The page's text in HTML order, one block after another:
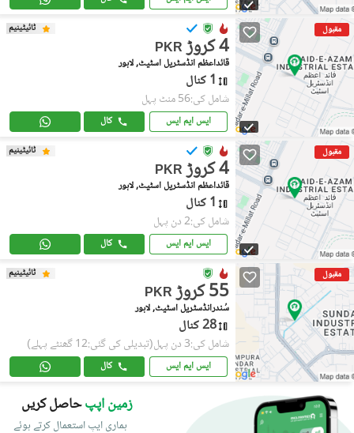
مقبول ٹائیٹینیم
PKR 4 کروڑ
قائداعظم انڈسٹریل اسٹیٹ, لاہور
1 کنال
شامل کی:56 منٹ پہل
ایس ایم ایس کال
مقبول ٹائیٹینیم
PKR 4 کروڑ
قائداعظم انڈسٹریل اسٹیٹ, لاہور
1 کنال
شامل کی:2 دن پہل
ایس ایم ایس کال
مقبول ٹائیٹینیم
PKR 55 کروڑ
سُندرانڈسٹریل اسٹیٹ, لاہور
28 کنال
شامل کی:3 دن پہل (تبدیلی کی گئی:12 گھنٹے پہلے)
ایس ایم ایس کال
زمین اپپحاصل کریں
ہماری ایپ استعمال کرتے ہوئے